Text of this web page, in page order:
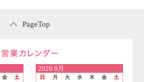
PageTop
金
土
2026 9月
日 月 火 水 木 金
土